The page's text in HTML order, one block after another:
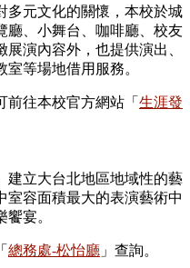
多元文化的關懷，本校於城
廳、小舞台、咖啡廳、校友
演內容外，也提供演出、
等場地借用服務。
往本校官方網站「 生涯發
建立大台北地區地域性的藝
室容面積最大的表演藝術中
宴。
總務處-松怡廳 」查詢。